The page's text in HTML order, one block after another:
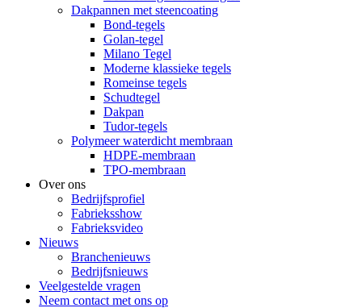
Dakpannen met steencoating
Bond-tegels
Golan-tegel
Milano Tegel
Moderne klassieke tegels
Romeinse tegels
Schudtegel
Dakpan
Tudor-tegels
Polymeer waterdicht membraan
HDPE-membraan
TPO-membraan
Over ons
Bedrijfsprofiel
Fabrieksshow
Fabrieksvideo
Nieuws
Branchenieuws
Bedrijfsnieuws
Veelgestelde vragen
Neem contact met ons op